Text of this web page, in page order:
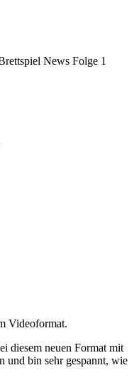
News Folge 1
Videoformat.
diesem neuen Format mit
und bin sehr gespannt, wie